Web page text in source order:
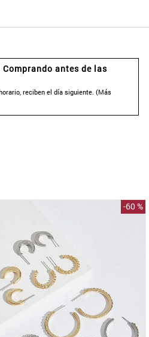
Comprando antes de las
reciben el día siguiente. (Más
-60 %